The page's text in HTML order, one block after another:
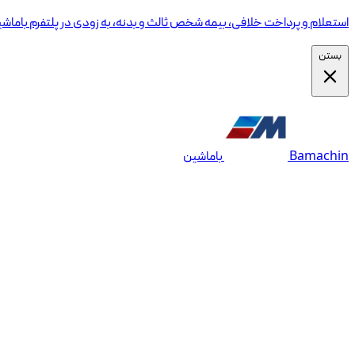
استعلام و پرداخت خلافی، بیمه شخص ثالث و بدنه، به زودی در پلتفرم
بستن
Bamachin باماشین